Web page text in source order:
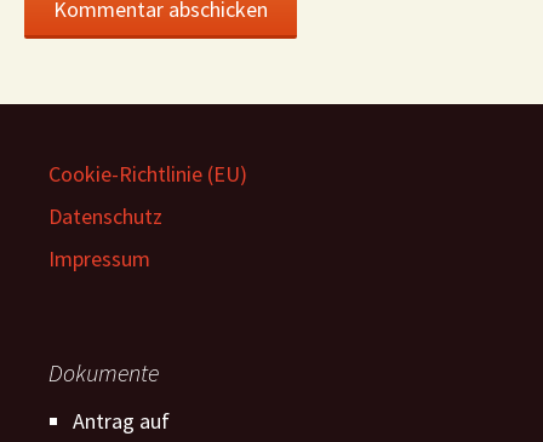
Cookie-Richtlinie (EU)
Datenschutz
Impressum
Dokumente
Antrag auf